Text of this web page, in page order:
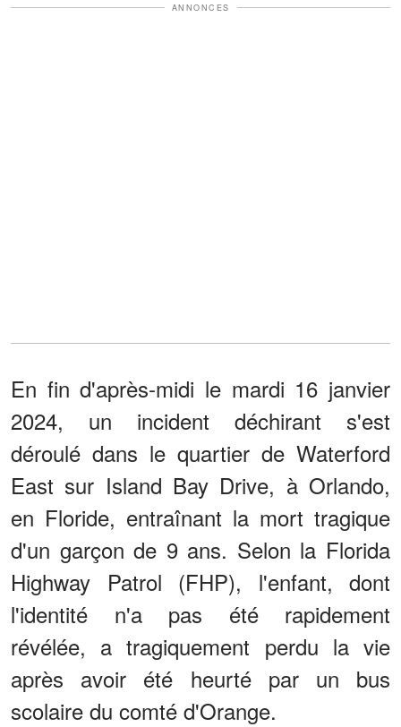
ANNONCES
En fin d'après-midi le mardi 16 janvier
2024, un incident déchirant s'est
déroulé dans le quartier de Waterford
East sur Island Bay Drive, à Orlando,
en Floride, entraînant la mort tragique
d'un garçon de 9 ans. Selon la Florida
Highway Patrol (FHP), l'enfant, dont
l'identité n'a pas été rapidement
révélée, a tragiquement perdu la vie
après avoir été heurté par un bus
scolaire du comté d'Orange.